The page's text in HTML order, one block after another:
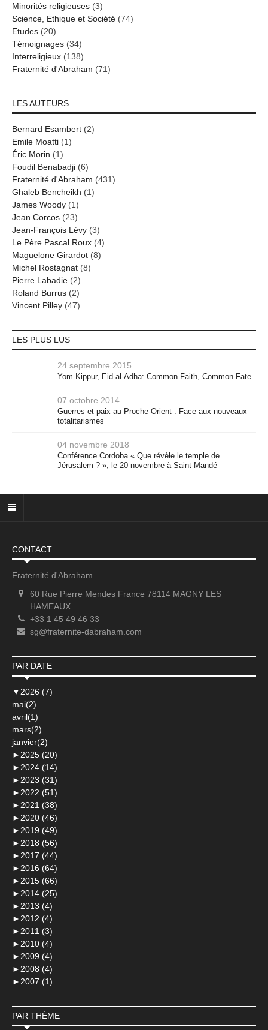
Minorités religieuses (3)
Science, Ethique et Société (74)
Etudes (20)
Témoignages (34)
Interreligieux (138)
Fraternité d'Abraham (71)
LES AUTEURS
Bernard Esambert (2)
Emile Moatti (1)
Éric Morin (1)
Foudil Benabadji (6)
Fraternité d'Abraham (431)
Ghaleb Bencheikh (1)
James Woody (1)
Jean Corcos (23)
Jean-François Lévy (3)
Le Père Pascal Roux (4)
Maguelone Girardot (8)
Michel Rostagnat (8)
Pierre Labadie (2)
Roland Burrus (2)
Vincent Pilley (47)
LES PLUS LUS
24 septembre 2015
Yom Kippur, Eid al-Adha: Common Faith, Common Fate
07 octobre 2014
Guerres et paix au Proche-Orient : Face aux nouveaux
totalitarismes
04 novembre 2018
Conférence Cordoba « Que révèle le temple de
Jérusalem ? », le 20 novembre à Saint-Mandé
CONTACT
Fraternité d'Abraham
60 Rue Pierre Mendes France 78114 MAGNY LES
HAMEAUX
+33 1 45 49 46 33
sg@fraternite-dabraham.com
PAR DATE
▼ 2026 (7)
mai(2)
avril(1)
mars(2)
janvier(2)
► 2025 (20)
► 2024 (14)
► 2023 (31)
► 2022 (51)
► 2021 (38)
► 2020 (46)
► 2019 (49)
► 2018 (56)
► 2017 (44)
► 2016 (64)
► 2015 (66)
► 2014 (25)
► 2013 (4)
► 2012 (4)
► 2011 (3)
► 2010 (4)
► 2009 (4)
► 2008 (4)
► 2007 (1)
PAR THÈME